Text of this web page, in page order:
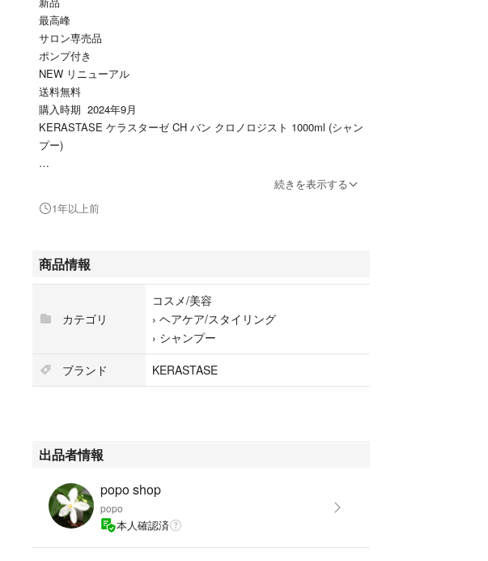
最高峰
サロン専売品
ポンプ付き
NEW リニューアル
送料無料
購入時期 2024年9月
KERASTASE ケラスターゼ CH バン クロノロジスト 1000ml (シャン
プー)
KERASTASE ケラスターゼ CH デクセブシオン クレーム ド 500m
最高峰を目指する方に
続きを表示する
1年以上前
商品情報
カテゴリ
コスメ/美容
› ヘアケア/スタイリング
› シャンプー
ブランド
KERASTASE
出品者情報
popo shop
popo
本人確認済